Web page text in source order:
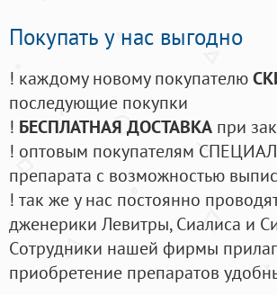
Покупать у нас выгодно
! каждому новому покупателю
последующие покупки
! БЕСПЛАТНАЯ ДОСТАВКА при
! оптовым покупателям
препарата с возможностью
! так же у нас постоянно
дженерики Левитры, Сиалиса и
Cотрудники нашей фирмы
приобретение препаратов